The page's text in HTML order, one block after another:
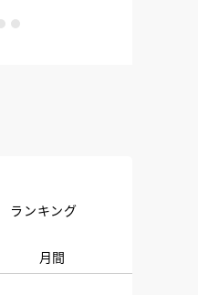
ランキング
月間